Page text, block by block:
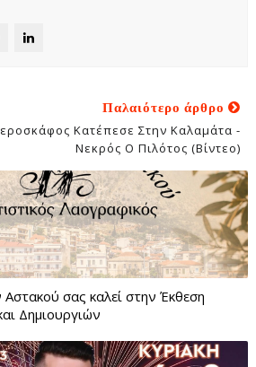
Παλαιότερο άρθρο
Κατέπεσε Στην Καλαμάτα -
Νεκρός Ο Πιλότος (βίντεο)
σας καλεί στην Έκθεση
Δημιουργιών